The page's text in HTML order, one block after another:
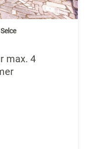
max. 4